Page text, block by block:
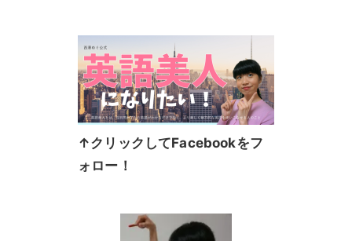
↑クリックしてFacebookをフ
ォロー！